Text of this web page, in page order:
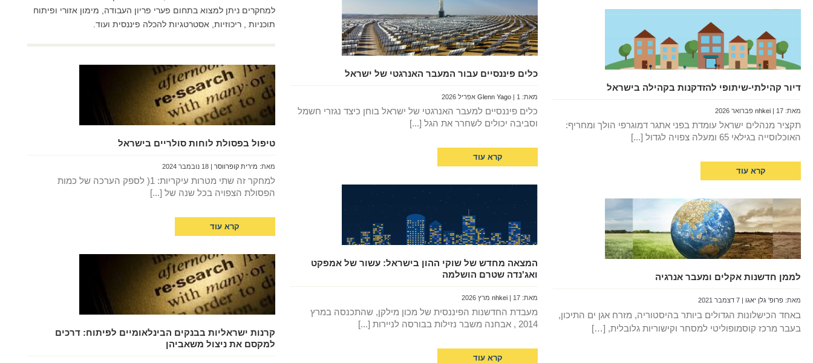
דיור קהילתי-שיתופי להזדקנות בקהילה בישראל
מאת: nhkei | 17 פברואר 2026
תקציר מנהלים ישראל עומדת בפני אתגר דמוגרפי הולך ומחריף:
האוכלוסייה בגילאי 65 ומעלה צפויה לגדול [...]
קרא עוד
לממן חדשנות אקלים ומעבר אנרגיה
מאת: פרופ' גלן יאגו | 7 דצמבר 2021
באחד הכישלונות הגדולים ביותר בהיסטוריה, מזרח אגן ים התיכון,
בעבר מרכז קוסמופוליטי למסחר וקישוריות גלובלית, […]
כלים פיננסיים עבור המעבר האנרגטי של ישראל
מאת: Glenn Yago | 1 אפריל 2026
כלים פיננסיים למעבר האנרגטי של ישראל בוחן כיצד נגזרי חשמל
וסביבה יכולים לשחרר את הגל [...]
קרא עוד
המצאה מחדש של שוקי ההון בישראל: עשור של אמפקט
ואג'נדה שטרם הושלמה
מאת: nhkei | 17 מרץ 2026
מעבדת החדשנות הפיננסית של מכון מילקן, שהתכנסה במרץ
2014 , אבחנה משבר נזילות בבורסה לניירות [...]
קרא עוד
למחקרים ניתן למצוא בתחום פערי פריון העבודה, מימון אזורי ופיתוח
תוכניות , ריכוזיות, אסטרטגיות להכלה פיננסית ועוד.
טיפול בפסולת לוחות סולריים בישראל
מאת: מירית קופרווסר | 18 נובמבר 2024
למחקר זה שתי מטרות עיקריות: 1( לספק הערכה של כמות
הפסולת הצפויה בכל שנה של [...]
קרא עוד
קרנות ישראליות בבנקים הבינלאומיים לפיתוח: דרכים
למקסם את ניצול משאביהן